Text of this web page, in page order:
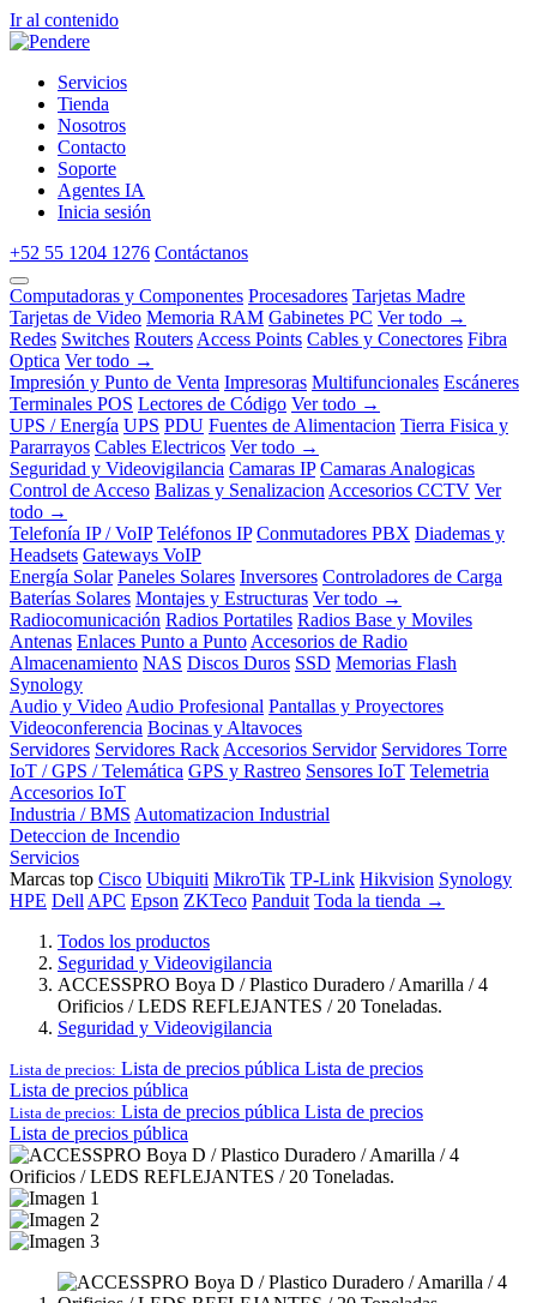
Ir al contenido
Servicios
Tienda
Nosotros
Contacto
Soporte
Agentes IA
Inicia sesión
+52 55 1204 1276 Contáctanos
Computadoras y Componentes Procesadores Tarjetas Madre
Tarjetas de Video Memoria RAM Gabinetes PC Ver todo →
Redes Switches Routers Access Points Cables y Conectores Fibra
Optica Ver todo →
Impresión y Punto de Venta Impresoras Multifuncionales Escáneres
Terminales POS Lectores de Código Ver todo →
UPS / Energía UPS PDU Fuentes de Alimentacion Tierra Fisica y
Pararrayos Cables Electricos Ver todo →
Seguridad y Videovigilancia Camaras IP Camaras Analogicas
Control de Acceso Balizas y Senalizacion Accesorios CCTV Ver
todo →
Telefonía IP / VoIP Teléfonos IP Conmutadores PBX Diademas y
Headsets Gateways VoIP
Energía Solar Paneles Solares Inversores Controladores de Carga
Baterías Solares Montajes y Estructuras Ver todo →
Radiocomunicación Radios Portatiles Radios Base y Moviles
Antenas Enlaces Punto a Punto Accesorios de Radio
Almacenamiento NAS Discos Duros SSD Memorias Flash
Synology
Audio y Video Audio Profesional Pantallas y Proyectores
Videoconferencia Bocinas y Altavoces
Servidores Servidores Rack Accesorios Servidor Servidores Torre
IoT / GPS / Telemática GPS y Rastreo Sensores IoT Telemetria
Accesorios IoT
Industria / BMS Automatizacion Industrial
Deteccion de Incendio
Servicios
Marcas top Cisco Ubiquiti MikroTik TP-Link Hikvision Synology
HPE Dell APC Epson ZKTeco Panduit Toda la tienda →
Todos los productos
Seguridad y Videovigilancia
ACCESSPRO Boya D / Plastico Duradero / Amarilla / 4
Orificios / LEDS REFLEJANTES / 20 Toneladas.
Seguridad y Videovigilancia
Lista de precios: Lista de precios pública Lista de precios
Lista de precios pública
Lista de precios: Lista de precios pública Lista de precios
Lista de precios pública